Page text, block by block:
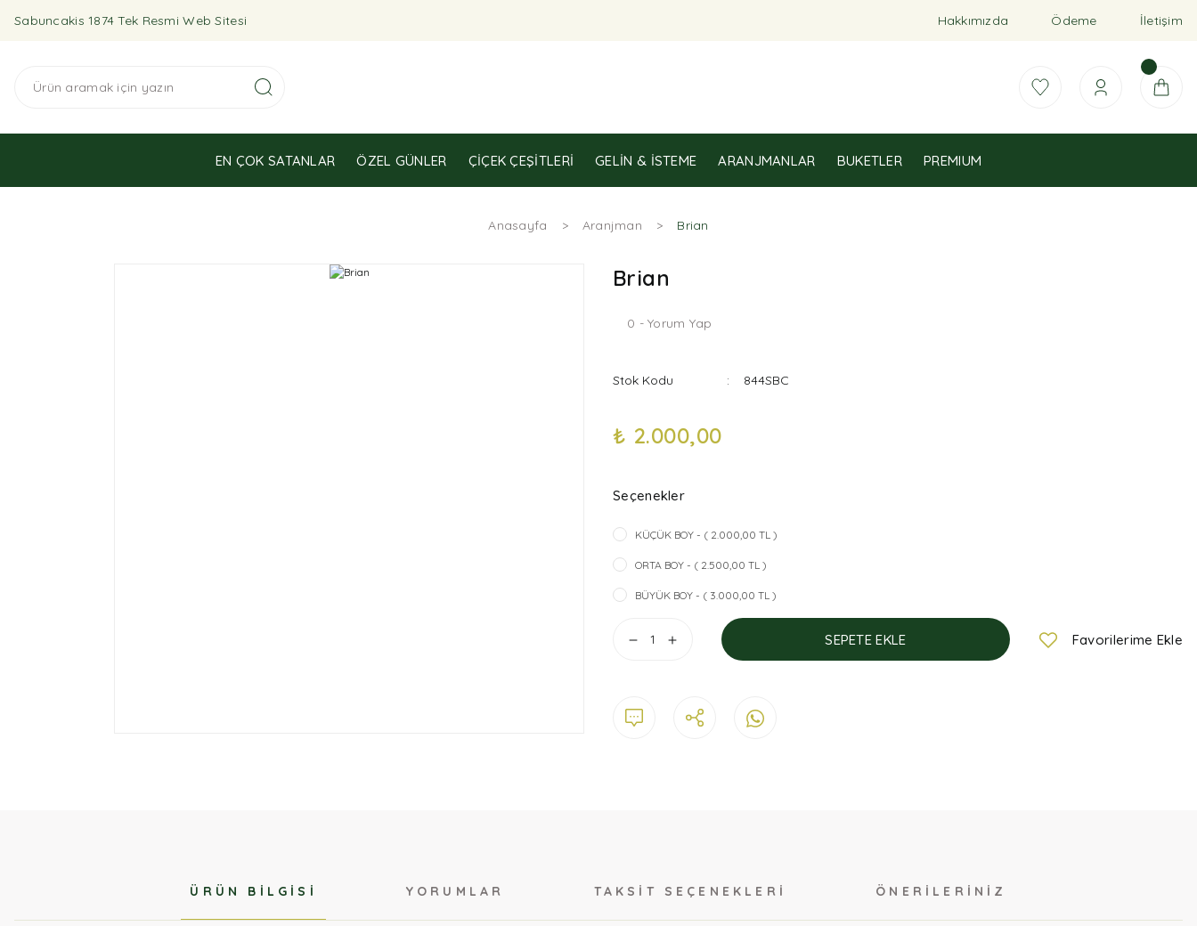
Sabuncakis 1874 Tek Resmi Web Sitesi Hakkımızda Ödeme İletişim
EN ÇOK SATANLAR ÖZEL GÜNLER ÇIÇEK ÇEŞITLERI GELIN & İSTEME ARANJMANLAR BUKETLER PREMIUM
Anasayfa Aranjman Brian
Brian
0 - Yorum Yap
Stok Kodu 844SBC
₺ 2.000,00
Seçenekler
KÜÇÜK BOY - ( 2.000,00 TL )
ORTA BOY - ( 2.500,00 TL )
BÜYÜK BOY - ( 3.000,00 TL )
SEPETE EKLE
ÜRÜN BILGISI YORUMLAR TAKSIT SEÇENEKLERI ÖNERILERINIZ